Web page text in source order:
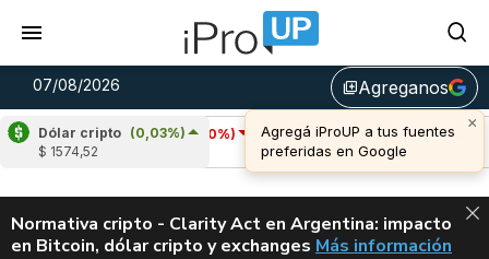
07/08/2026 library_addAgreganos
Dólar cripto (0,03%)
$ 1574,52
Cardano (-3,60%)
u$s 0,20
Avalanche (-0,55%)
u$s 6,39
ALERTA
Normativa cripto - Clarity Act en Argentina: impacto
en Bitcoin, dólar cripto y exchanges CLARITY ACT EN
Más información